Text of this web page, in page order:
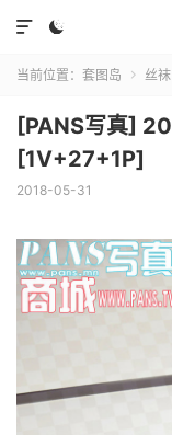


当前位置： 套图岛  丝袜
[PANS写真]
[1V+27+1P]
2018-05-31